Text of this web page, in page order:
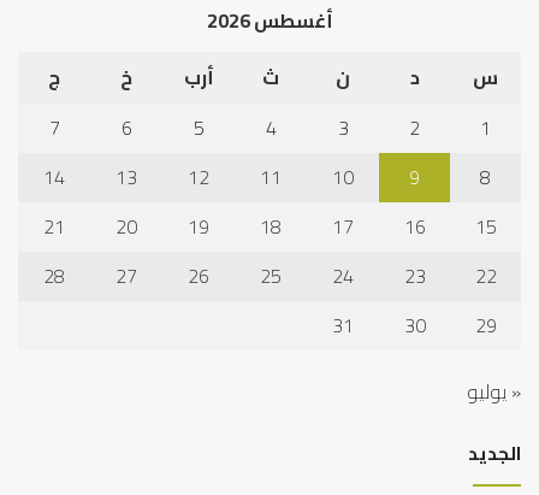
أغسطس 2026
س
د ن ث أرب خ
ج
1
2
3
4
5
6
7
8
9
10
11
12
13
14
15
16
17
18
19
20
21
22
23
24
25
26
27
28
29
30
31
« يوليو
الجديد